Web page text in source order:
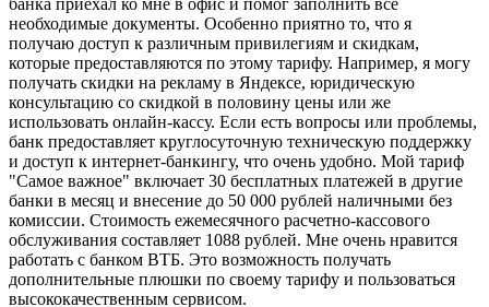
необходимые документы. Особенно приятно то, что я
получаю доступ к различным привилегиям и скидкам,
которые предоставляются по этому тарифу. Например, я могу
получать скидки на рекламу в Яндексе, юридическую
консультацию со скидкой в половину цены или же
использовать онлайн-кассу. Если есть вопросы или проблемы,
банк предоставляет круглосуточную техническую поддержку
и доступ к интернет-банкингу, что очень удобно. Мой тариф
"Самое важное" включает 30 бесплатных платежей в другие
банки в месяц и внесение до 50 000 рублей наличными без
комиссии. Стоимость ежемесячного расчетно-кассового
обслуживания составляет 1088 рублей. Мне очень нравится
работать с банком ВТБ. Это возможность получать
дополнительные плюшки по своему тарифу и пользоваться
высококачественным сервисом.